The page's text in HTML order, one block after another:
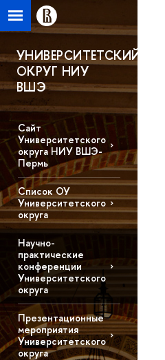
УНИВЕРСИТЕТСКИЙ
ОКРУГ НИУ
ВШЭ
Сайт
Университетского
округа НИУ ВШЭ-
Пермь
Список ОУ
Университетского
округа
Научно-
практические
конференции
Университетского
округа
Презентационные
мероприятия
Университетского
округа